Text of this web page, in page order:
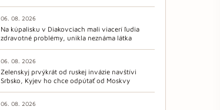
06. 08. 2026
Na kúpalisku v Diakovciach mali viacerí ľudia
zdravotné problémy, unikla neznáma látka
06. 08. 2026
Zelenskyj prvýkrát od ruskej invázie navštívi
Srbsko, Kyjev ho chce odpútať od Moskvy
06. 08. 2026